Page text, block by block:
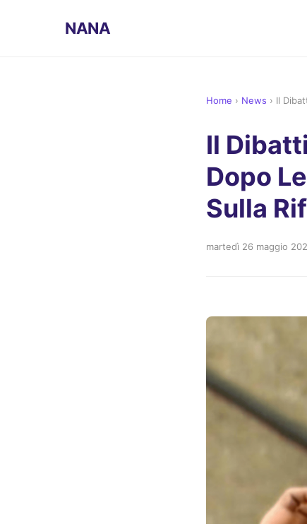
NANA
Home › News › Il
Il
Dopo
Sulla
martedì 26 maggio